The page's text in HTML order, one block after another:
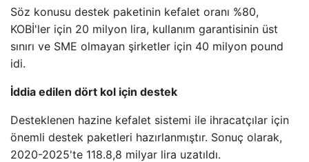
Söz konusu destek paketinin kefalet oranı %80,
KOBİ'ler için 20 milyon lira, kullanım garantisinin üst
sınırı ve SME olmayan şirketler için 40 milyon pound
idi.
İddia edilen dört kol için destek
Desteklenen hazine kefalet sistemi ile ihracatçılar için
önemli destek paketleri hazırlanmıştır. Sonuç olarak,
2020-2025'te 118.8,8 milyar lira uzatıldı.